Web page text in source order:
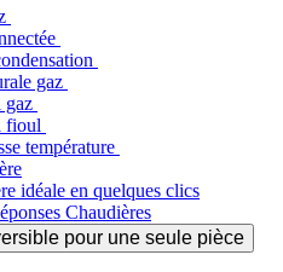
gaz
gaz
fioul
température
idéale en quelques clics
Chaudières
pour une seule pièce